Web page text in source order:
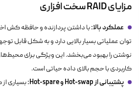
مزایای RAID سخت افزاری
عملکرد بالا:با داشتن پردازنده و حافظه کش
توان عملیاتی بسیار بالایی دارد و به شکل قابل
نوشتن را بهبود می‌بخشد. این ویژگی برای
کاربردی با حجم بالای داده حیاتی است.
پشتیبانی از Hot-swap و Hot-spare:
بسیاری